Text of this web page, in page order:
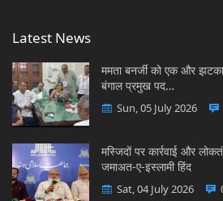
Latest News
ममता बनर्जी को एक और
बंगाल प्रमुख पद…
Sun, 05 July 2026
मस्जिदों पर कार्रवाई और
जमाअत-ए-इस्लामी हिंद
Sat, 04 July 2026